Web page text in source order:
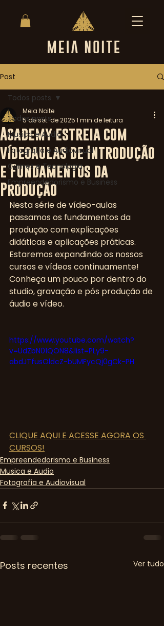
Post
Todos posts
Musica e Audio
Fotografia e Audiovisual
Games e Tecnologia
Empreendedorismo e Business
Todos posts
Academy estreia com
vídeoaulas de Introdução
e Fundamentos da
Produção
Meia Noite
5 de set. de 20251 min de leitura
Nesta série de vídeo-aulas
passamos os fundamentos da
produção com explicações
didáticas e aplicações práticas.
Estaremos expandindo os nossos
cursos e vídeos continuamente!
Conheça um pouco por dentro do
studio, gravação e pós produção de
áudio e vídeo.
https://www.youtube.com/watch?
v=UdZbN01QON8&list=PLy9-
abdJTfusOldcZ-bUMFycQj0gCk-PH
CLIQUE AQUI E ACESSE AGORA OS
CURSOS!
Empreendedorismo e Business
Musica e Audio
Fotografia e Audiovisual
Posts recentes Ver tudo